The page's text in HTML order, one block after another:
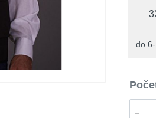
do